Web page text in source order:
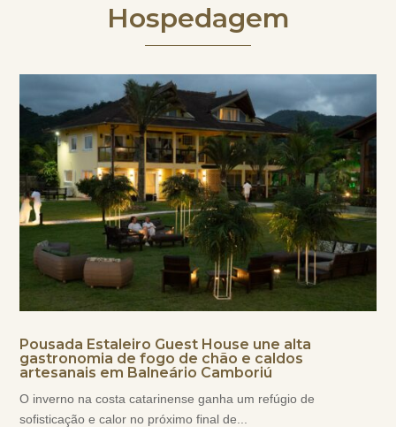
Hospedagem
Pousada Estaleiro Guest House une alta
gastronomia de fogo de chão e caldos
artesanais em Balneário Camboriú
O inverno na costa catarinense ganha um refúgio de
sofisticação e calor no próximo final de...